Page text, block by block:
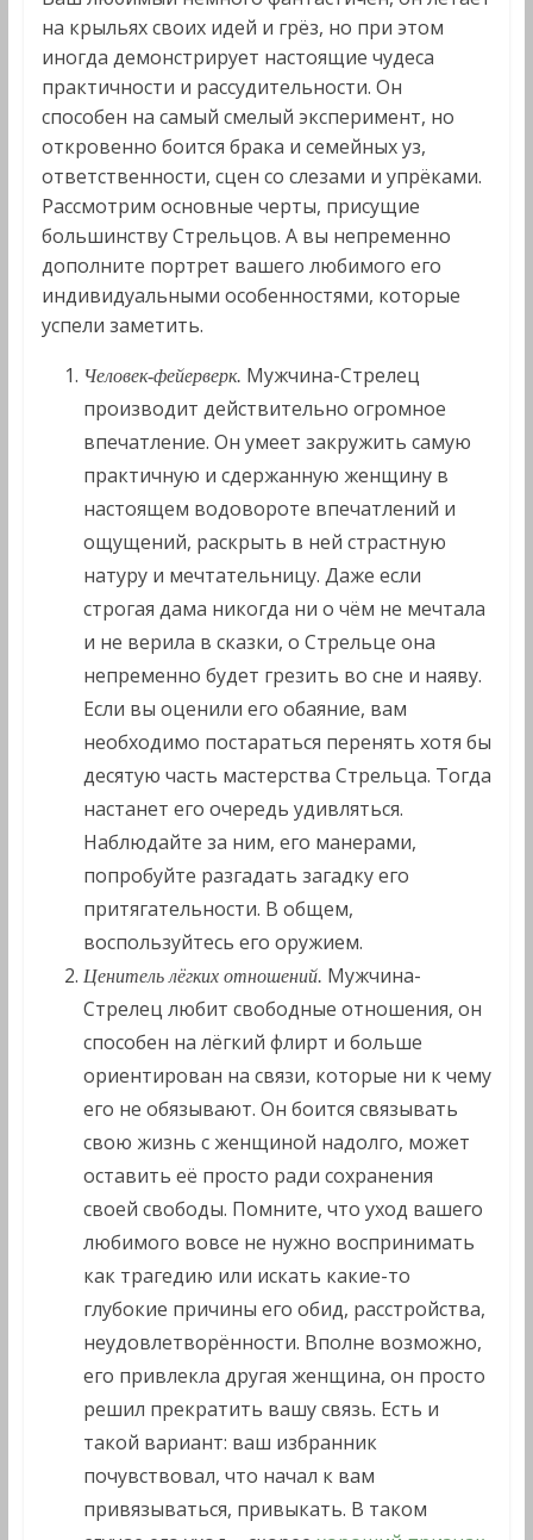
на крыльях своих идей и грёз, но при этом
иногда демонстрирует настоящие чудеса
практичности и рассудительности. Он
способен на самый смелый эксперимент, но
откровенно боится брака и семейных уз,
ответственности, сцен со слезами и упрёками.
Рассмотрим основные черты, присущие
большинству Стрельцов. А вы непременно
дополните портрет вашего любимого его
индивидуальными особенностями, которые
успели заметить.
Человек-фейерверк. Мужчина-Стрелец
производит действительно огромное
впечатление. Он умеет закружить самую
практичную и сдержанную женщину в
настоящем водовороте впечатлений и
ощущений, раскрыть в ней страстную
натуру и мечтательницу. Даже если
строгая дама никогда ни о чём не мечтала
и не верила в сказки, о Стрельце она
непременно будет грезить во сне и наяву.
Если вы оценили его обаяние, вам
необходимо постараться перенять хотя бы
десятую часть мастерства Стрельца. Тогда
настанет его очередь удивляться.
Наблюдайте за ним, его манерами,
попробуйте разгадать загадку его
притягательности. В общем,
воспользуйтесь его оружием.
Ценитель лёгких отношений. Мужчина-
Стрелец любит свободные отношения, он
способен на лёгкий флирт и больше
ориентирован на связи, которые ни к чему
его не обязывают. Он боится связывать
свою жизнь с женщиной надолго, может
оставить её просто ради сохранения
своей свободы. Помните, что уход вашего
любимого вовсе не нужно воспринимать
как трагедию или искать какие-то
глубокие причины его обид, расстройства,
неудовлетворённости. Вполне возможно,
его привлекла другая женщина, он просто
решил прекратить вашу связь. Есть и
такой вариант: ваш избранник
почувствовал, что начал к вам
привязываться, привыкать. В таком